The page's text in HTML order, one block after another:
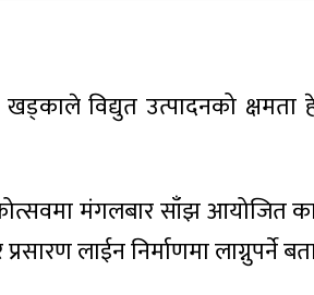
खड्काले विद्युत उत्पादनको क्षमता
मंगलबार साँझ आयोजित
लाईन निर्माणमा लाग्नुपर्ने